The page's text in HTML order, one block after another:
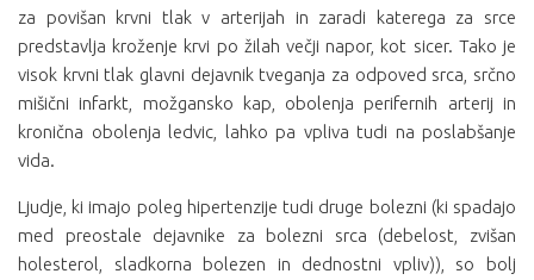
za povišan krvni tlak v arterijah in zaradi katerega za srce
predstavlja kroženje krvi po žilah večji napor, kot sicer. Tako je
visok krvni tlak glavni dejavnik tveganja za odpoved srca, srčno
mišični infarkt, možgansko kap, obolenja perifernih arterij in
kronična obolenja ledvic, lahko pa vpliva tudi na poslabšanje
vida.
Ljudje, ki imajo poleg hipertenzije tudi druge bolezni (ki spadajo
med preostale dejavnike za bolezni srca (debelost, zvišan
holesterol, sladkorna bolezen in dednostni vpliv)), so bolj